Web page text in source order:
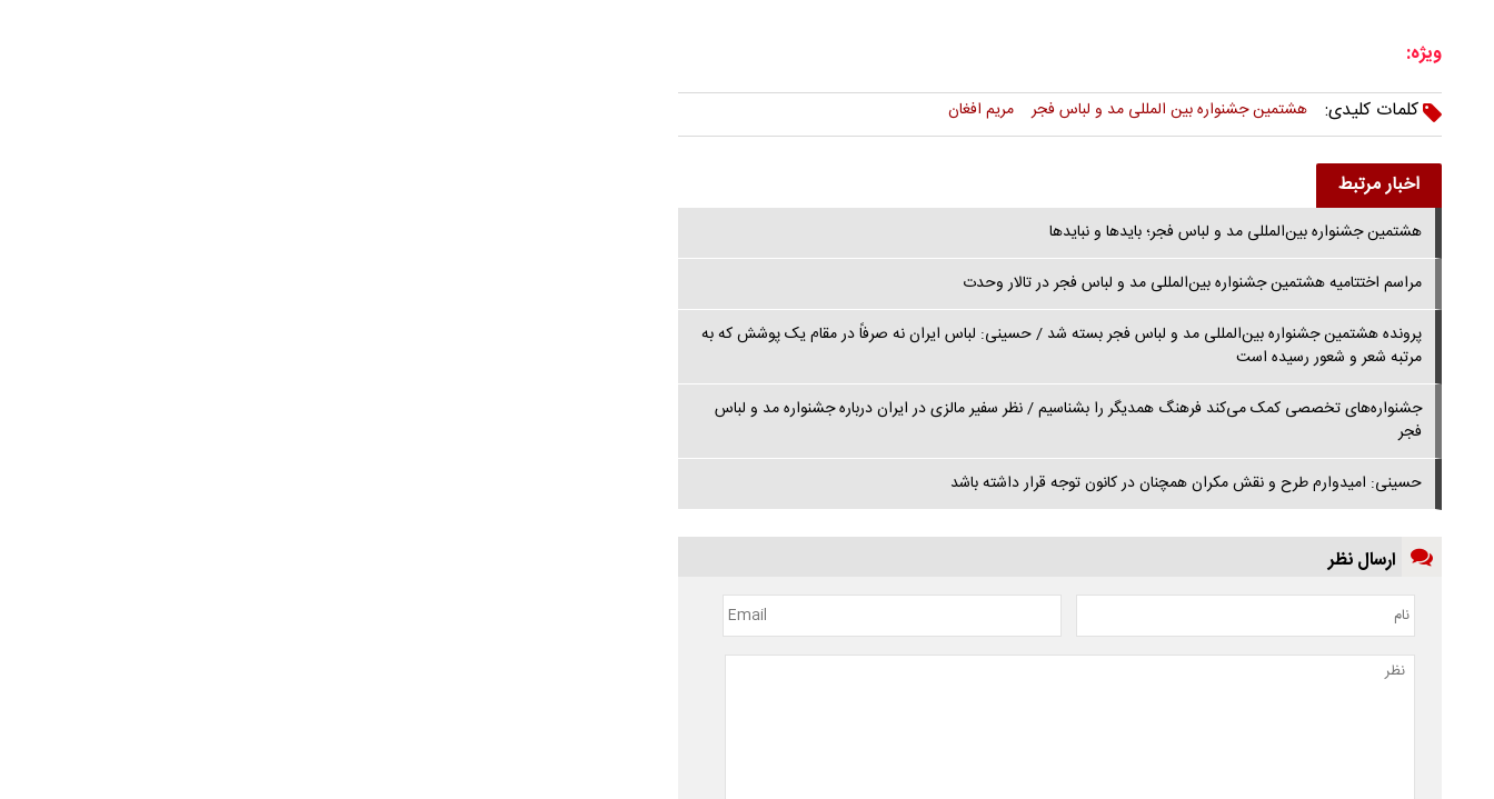
ویژه:
کلمات کلیدی:
هشتمین جشنواره بین المللی مد و لباس فجر مریم افغان
اخبار مرتبط
هشتمین جشنواره بین‌المللی مد و لباس فجر؛ بایدها و نبایدها
مراسم اختتامیه هشتمین جشنواره بین‌المللی مد و لباس فجر در تالار وحدت
پرونده هشتمین جشنواره بین‌المللی مد و لباس فجر بسته شد / حسینی: لباس ایران نه صرفاً در مقام یک پوشش که به
مرتبه شعر و شعور رسیده است
جشنواره‌های تخصصی کمک می‌کند فرهنگ همدیگر را بشناسیم / نظر سفیر مالزی در ایران درباره جشنواره مد و لباس
فجر
حسینی: امیدوارم طرح و نقش مکران همچنان در کانون توجه قرار داشته باشد
ارسال نظر